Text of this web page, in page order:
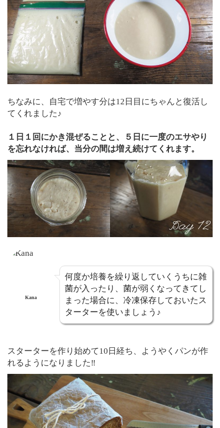
ちなみに、自宅で増やす分は12日目にちゃんと復活し
てくれました♪
１日１回にかき混ぜることと、５日に一度のエサやり
を忘れなければ、当分の間は増え続けてくれます。
Kana
何度か培養を繰り返していくうちに雑
菌が入ったり、菌が弱くなってきてし
まった場合に、冷凍保存しておいたス
ターターを使いましょう♪
スターターを作り始めて10日経ち、ようやくパンが作
れるようになりました‼︎